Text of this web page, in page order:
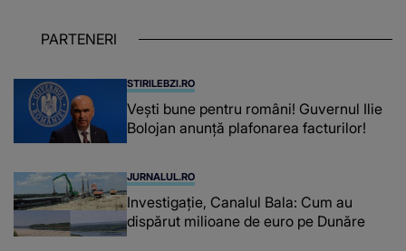
așteptând oportunitatea
PARTENERI
STIRILEBZI.RO
Vești bune pentru români! Guvernul Ilie
Bolojan anunță plafonarea facturilor!
JURNALUL.RO
Investigație, Canalul Bala: Cum au
dispărut milioane de euro pe Dunăre